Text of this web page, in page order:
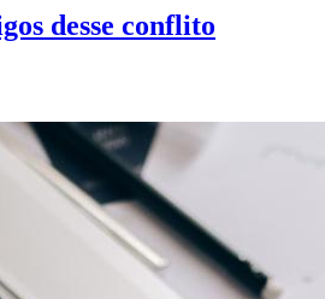
desse conflito